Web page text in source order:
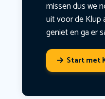
missen dus we
uit voor de Klup
geniet en ga er
Start met